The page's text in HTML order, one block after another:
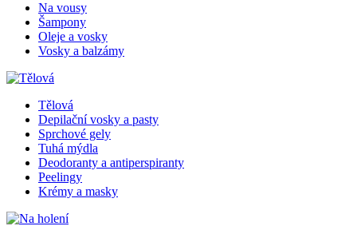
Na vousy
Šampony
Oleje a vosky
Vosky a balzámy
Tělová
Depilační vosky a pasty
Sprchové gely
Tuhá mýdla
Deodoranty a antiperspiranty
Peelingy
Krémy a masky